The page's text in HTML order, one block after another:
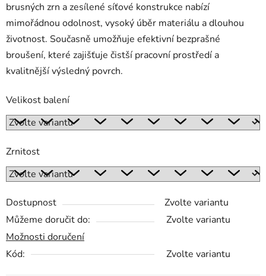
brusných zrn a zesílené síťové konstrukce nabízí
mimořádnou odolnost, vysoký úběr materiálu a dlouhou
životnost. Současně umožňuje efektivní bezprašné
broušení, které zajišťuje čistší pracovní prostředí a
kvalitnější výsledný povrch.
Velikost balení
Zrnitost
Dostupnost
Zvolte variantu
Můžeme doručit do:
Zvolte variantu
Možnosti doručení
Kód:
Zvolte variantu